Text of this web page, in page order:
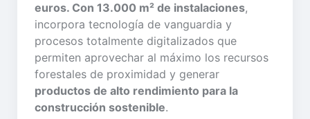
euros. Con 13.000 m² de instalaciones,
incorpora tecnología de vanguardia y
procesos totalmente digitalizados que
permiten aprovechar al máximo los recursos
forestales de proximidad y generar
productos de alto rendimiento para la
construcción sostenible.